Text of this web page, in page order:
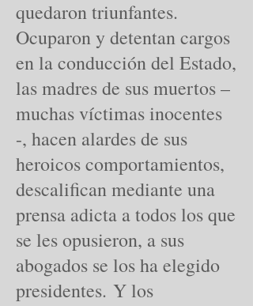
quedaron triunfantes.
Ocuparon y detentan cargos
en la conducción del Estado,
las madres de sus muertos –
muchas víctimas inocentes
-, hacen alardes de sus
heroicos comportamientos,
descalifican mediante una
prensa adicta a todos los que
se les opusieron, a sus
abogados se los ha elegido
presidentes. Y los